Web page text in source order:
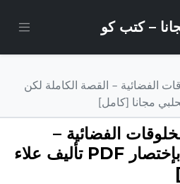
الفضائية – القصة الكاملة لكن
الفضائية –
القصة الكاملة لكن بإختصار PDF تأليف علاء